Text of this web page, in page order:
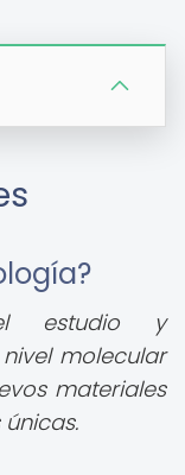
estudio y
molecular
materiales